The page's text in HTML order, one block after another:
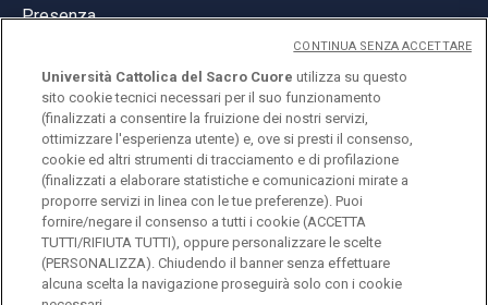
Presenza
© Università Cattolica del Sacro Cuore
Largo A. Gemelli 1, 20123 Milano
PI 02133120150
ENGLISH
Università Cattolica del Sacro Cuore utilizza su questo
sito cookie tecnici necessari per il suo funzionamento
(finalizzati a consentire la fruizione dei nostri servizi,
ottimizzare l'esperienza utente) e, ove si presti il consenso,
cookie ed altri strumenti di tracciamento e di profilazione
(finalizzati a elaborare statistiche e comunicazioni mirate a
proporre servizi in linea con le tue preferenze). Puoi
fornire/negare il consenso a tutti i cookie (ACCETTA
TUTTI/RIFIUTA TUTTI), oppure personalizzare le scelte
(PERSONALIZZA). Chiudendo il banner senza effettuare
alcuna scelta la navigazione proseguirà solo con i cookie
CONTINUA SENZA ACCETTARE